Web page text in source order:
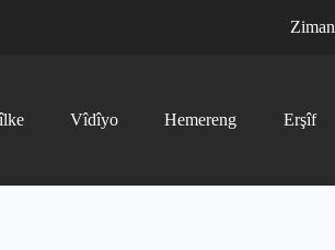
Ziman
Vîdîyo Hemereng Erşîf